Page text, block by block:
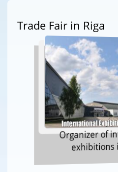
Trade Fair in Riga
Organizer of
exhibitions